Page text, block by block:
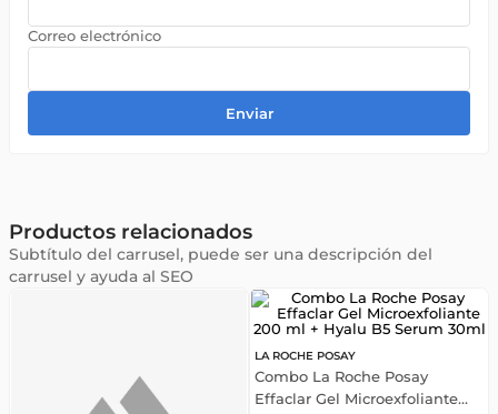
Enviar
Productos relacionados
Subtítulo del carrusel, puede ser una descripción del
carrusel y ayuda al SEO